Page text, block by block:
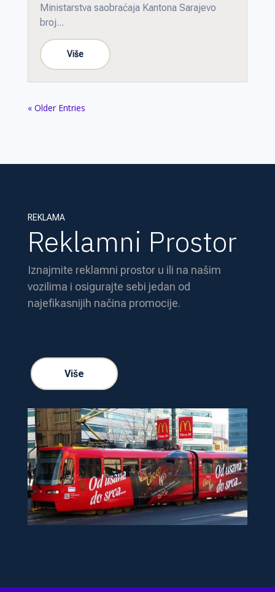
Ministarstva saobraćaja Kantona Sarajevo
broj...
« Older Entries
REKLAMA
Reklamni Prostor
Iznajmite reklamni prostor u ili na našim
vozilima i osigurajte sebi jedan od
najefikasnijih načina promocije.
Više